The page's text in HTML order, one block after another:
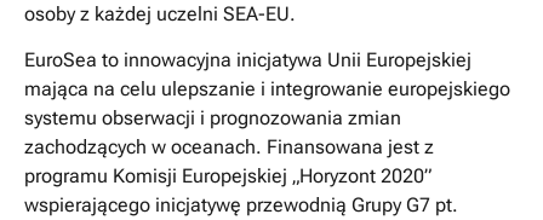
osoby z każdej uczelni SEA-EU.
EuroSea to innowacyjna inicjatywa Unii Europejskiej
mająca na celu ulepszanie i integrowanie europejskiego
systemu obserwacji i prognozowania zmian
zachodzących w oceanach. Finansowana jest z
programu Komisji Europejskiej „Horyzont 2020”
wspierającego inicjatywę przewodnią Grupy G7 pt.